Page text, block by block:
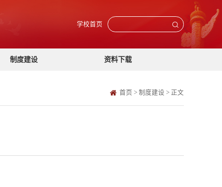
学校首页
制度建设 资料下载
首页 > 制度建设 > 正文